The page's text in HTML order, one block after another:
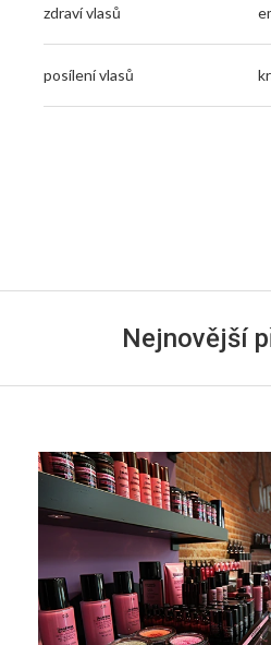
zdraví vlasů
posílení vlasů
Nejnovější